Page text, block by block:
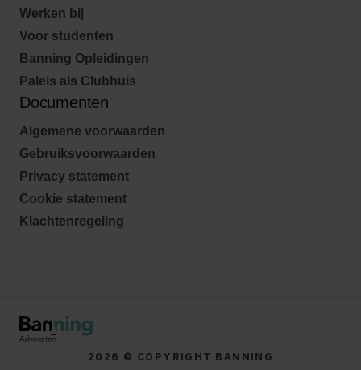
Werken bij
Voor studenten
Banning Opleidingen
Paleis als Clubhuis
Documenten
Algemene voorwaarden
Gebruiksvoorwaarden
Privacy statement
Cookie statement
Klachtenregeling
2026 © COPYRIGHT BANNING